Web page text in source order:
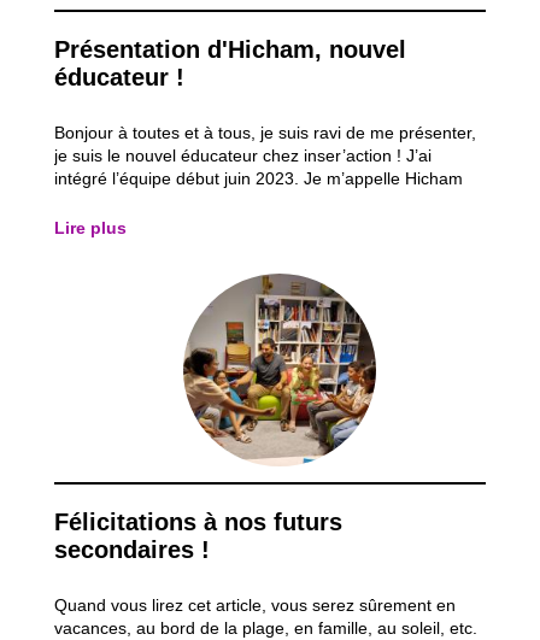
Présentation d'Hicham, nouvel
éducateur !
Bonjour à toutes et à tous, je suis ravi de me présenter,
je suis le nouvel éducateur chez inser’action ! J’ai
intégré l’équipe début juin 2023. Je m’appelle Hicham
CESS en 2000 en orientation « éducation physique ».
Lire plus
Félicitations à nos futurs
secondaires !
Quand vous lirez cet article, vous serez sûrement en
vacances, au bord de la plage, en famille, au soleil, etc.